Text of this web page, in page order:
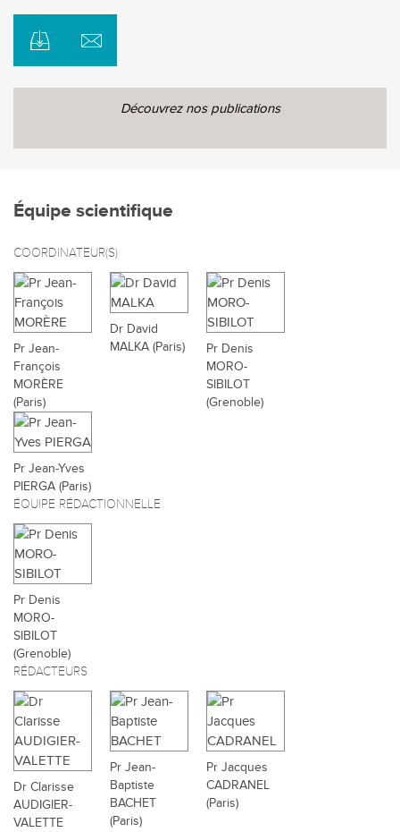
Découvrez nos publications
Équipe scientifique
COORDINATEUR(S)
Pr Jean-
François
MORÈRE
(Paris)
Dr David
MALKA (Paris)
Pr Denis
MORO-
SIBILOT
(Grenoble)
Pr Jean-Yves
PIERGA (Paris)
ÉQUIPE RÉDACTIONNELLE
Pr Denis
MORO-
SIBILOT
(Grenoble)
RÉDACTEURS
Dr Clarisse
AUDIGIER-
VALETTE
Pr Jean-
Baptiste
BACHET
(Paris)
Pr Jacques
CADRANEL
(Paris)